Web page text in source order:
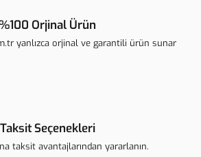
Orjinal Ürün
yanlızca orjinal ve garantili ürün sunar
Taksit Seçenekleri
taksit avantajlarından yararlanın.